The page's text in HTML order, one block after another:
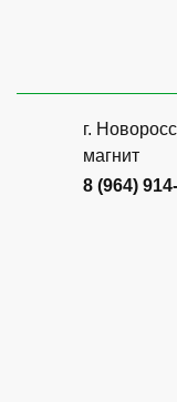
г.
магнит
8 (964)